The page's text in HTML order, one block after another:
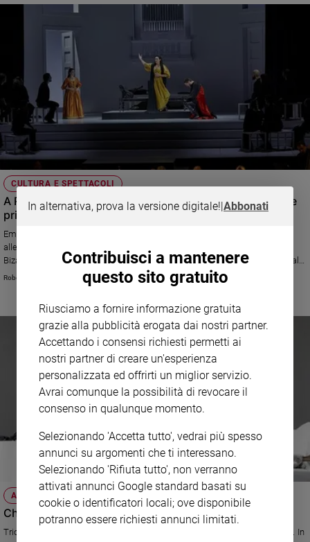
settimana
Migranti
Diversità
inclusione
Costume
Cultura
e
Sanremo
2026
Cinema,
streaming
Musica
Famiglia
educazione
Genitori
figli
Nonni
CULTURA E SPETTACOLI
A Ravenna la trilogia è d'autunno, ma con PIzzi è sempre
primavera
Emozioni, eleganza e bellezza negli spettacoli di Monteverdi e Purcell
allestiti al Teatro Alighieri con la parte musicale affidata all'Accademia
Bizantina diretta da Ottavio Dantone. Grande successo anche per il recital
del controtenore Orlinski
Roberto Zichittella
ATTUALITÀ
Che bel piacere il Barbiere firmato Pizzi
Trionfa al Rossini Opera Festival di Pesaro il più celebre titolo rossiniano. In
In alternativa, prova la versione digitale!|Abbonati
Contribuisci a mantenere
questo sito gratuito
Riusciamo a fornire informazione gratuita
grazie alla pubblicità erogata dai nostri partner.
Accettando i consensi richiesti permetti ai
nostri partner di creare un'esperienza
personalizzata ed offrirti un miglior servizio.
Avrai comunque la possibilità di revocare il
consenso in qualunque momento.
Selezionando 'Accetta tutto', vedrai più spesso
annunci su argomenti che ti interessano.
Selezionando 'Rifiuta tutto', non verranno
attivati annunci Google standard basati su
cookie o identificatori locali; ove disponibile
potranno essere richiesti annunci limitati.